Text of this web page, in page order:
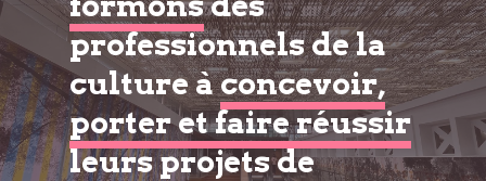
professionnels de la
culture àconcevoir,
porter et faire réussir
leurs projets de